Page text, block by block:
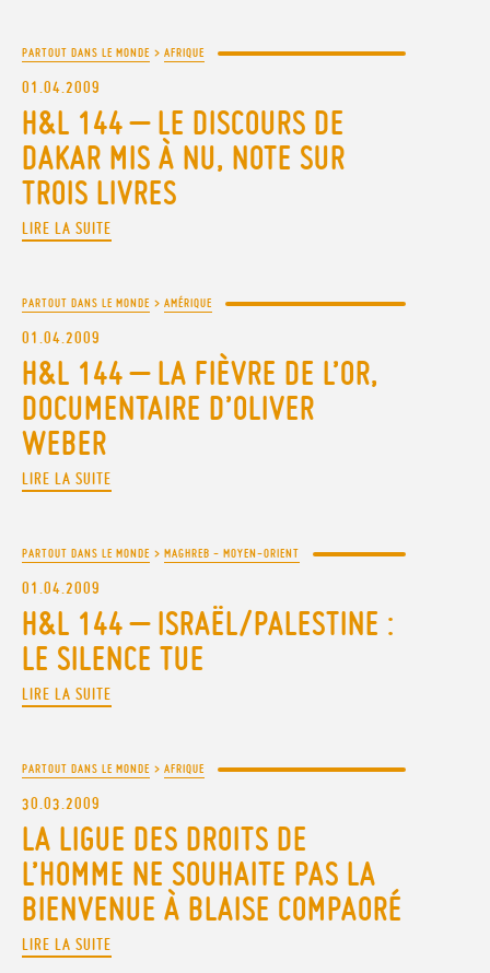
PARTOUT DANS LE MONDE > AFRIQUE
01.04.2009
H&L 144 – LE DISCOURS DE
DAKAR MIS À NU, NOTE SUR
TROIS LIVRES
LIRE LA SUITE
PARTOUT DANS LE MONDE > AMÉRIQUE
01.04.2009
H&L 144 – LA FIÈVRE DE L’OR,
DOCUMENTAIRE D’OLIVER
WEBER
LIRE LA SUITE
PARTOUT DANS LE MONDE > MAGHREB - MOYEN-ORIENT
01.04.2009
H&L 144 – ISRAËL/PALESTINE :
LE SILENCE TUE
LIRE LA SUITE
PARTOUT DANS LE MONDE > AFRIQUE
30.03.2009
LA LIGUE DES DROITS DE
L’HOMME NE SOUHAITE PAS LA
BIENVENUE À BLAISE COMPAORÉ
LIRE LA SUITE